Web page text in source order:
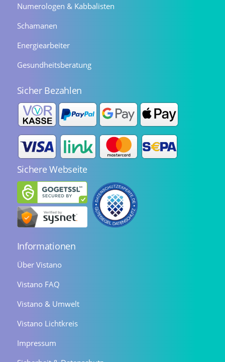
Numerologen & Kabbalisten
Schamanen
Energiearbeiter
Gesundheitsberatung
Sicher Bezahlen
Sichere Webseite
Informationen
Über Vistano
Vistano FAQ
Vistano & Umwelt
Vistano Lichtkreis
Impressum